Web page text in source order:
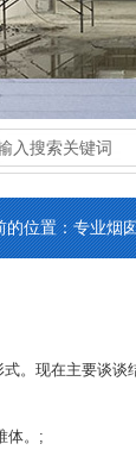
的位置：专业烟
。现在主要谈谈
体。;